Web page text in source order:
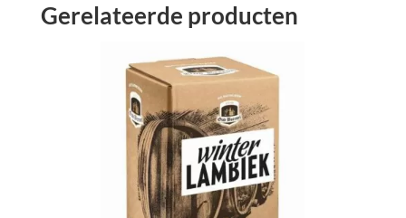
Gerelateerde producten